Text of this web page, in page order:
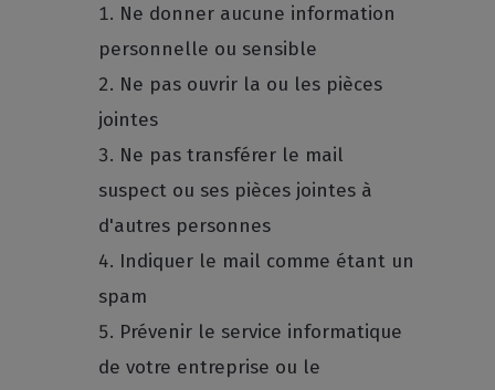
Ne donner aucune information
personnelle ou sensible
Ne pas ouvrir la ou les pièces
jointes
Ne pas transférer le mail
suspect ou ses pièces jointes à
d'autres personnes
Indiquer le mail comme étant un
spam
Prévenir le service informatique
de votre entreprise ou le